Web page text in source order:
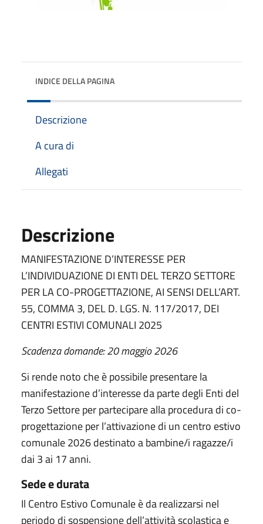
INDICE DELLA PAGINA
Descrizione
A cura di
Allegati
Descrizione
MANIFESTAZIONE D’INTERESSE PER
L’INDIVIDUAZIONE DI ENTI DEL TERZO SETTORE
PER LA CO-PROGETTAZIONE, AI SENSI DELL’ART.
55, COMMA 3, DEL D. LGS. N. 117/2017, DEI
CENTRI ESTIVI COMUNALI 2025
Scadenza domande: 20 maggio 2026
Si rende noto che è possibile presentare la
manifestazione d’interesse da parte degli Enti del
Terzo Settore per partecipare alla procedura di co-
progettazione per l’attivazione di un centro estivo
comunale 2026 destinato a bambine/i ragazze/i
dai 3 ai 17 anni.
Sede e durata
Il Centro Estivo Comunale è da realizzarsi nel
periodo di sospensione dell’attività scolastica e